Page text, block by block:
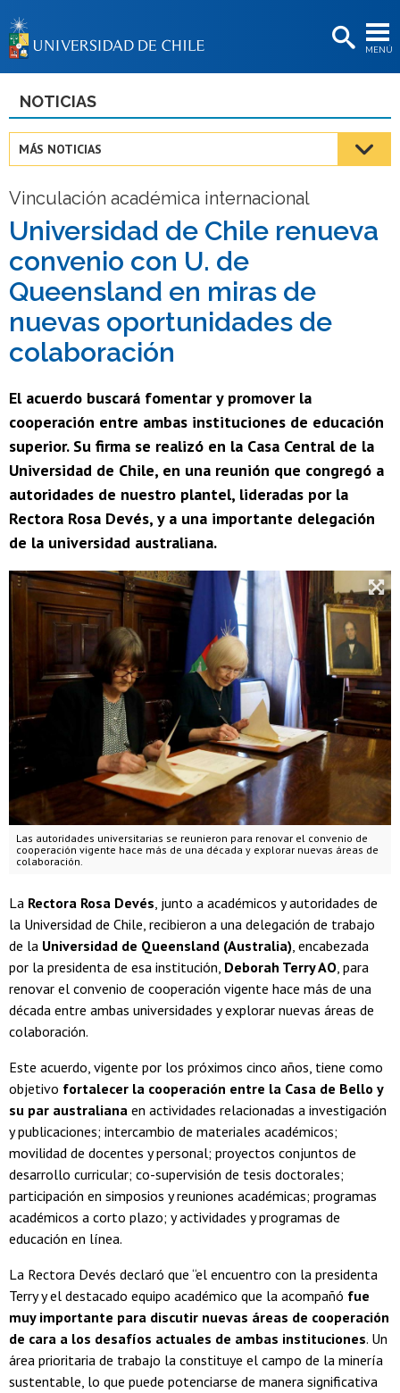
MENÚ
BIBLIOTECAS
Estudiantes
Académicas/os
Funcionarias/os
Egresadas/os
NOTICIAS
MÁS NOTICIAS
Vinculación académica internacional
Universidad de Chile renueva
convenio con U. de
Queensland en miras de
nuevas oportunidades de
colaboración
El acuerdo buscará fomentar y promover la
cooperación entre ambas instituciones de educación
superior. Su firma se realizó en la Casa Central de la
Universidad de Chile, en una reunión que congregó a
autoridades de nuestro plantel, lideradas por la
Rectora Rosa Devés, y a una importante delegación
de la universidad australiana.
Las autoridades universitarias se reunieron para renovar el convenio de
cooperación vigente hace más de una década y explorar nuevas áreas de
colaboración.
La Rectora Rosa Devés, junto a académicos y autoridades de
la Universidad de Chile, recibieron a una delegación de trabajo
de la Universidad de Queensland (Australia), encabezada
por la presidenta de esa institución, Deborah Terry AO, para
renovar el convenio de cooperación vigente hace más de una
década entre ambas universidades y explorar nuevas áreas de
colaboración.
Este acuerdo, vigente por los próximos cinco años, tiene como
objetivo fortalecer la cooperación entre la Casa de Bello y
su par australiana en actividades relacionadas a investigación
y publicaciones; intercambio de materiales académicos;
movilidad de docentes y personal; proyectos conjuntos de
desarrollo curricular; co-supervisión de tesis doctorales;
participación en simposios y reuniones académicas; programas
académicos a corto plazo; y actividades y programas de
educación en línea.
La Rectora Devés declaró que “el encuentro con la presidenta
Terry y el destacado equipo académico que la acompañó fue
muy importante para discutir nuevas áreas de cooperación
de cara a los desafíos actuales de ambas instituciones. Un
área prioritaria de trabajo la constituye el campo de la minería
sustentable, lo que puede potenciarse de manera significativa